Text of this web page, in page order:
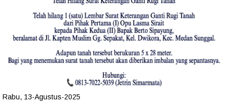
Rabu, 13-Agustus-2025